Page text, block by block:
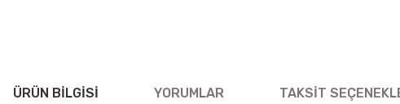
ÜRÜN BILGISI YORUMLAR TAKSIT